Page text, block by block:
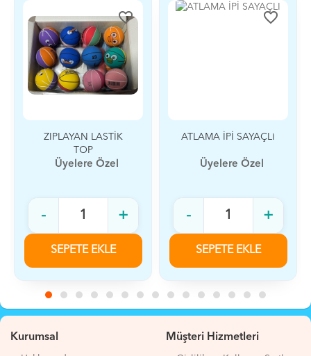
favorite_border
ZIPLAYAN LASTİK
TOP
Üyelere Özel
- +
SEPETE EKLE
favorite_border
ATLAMA İPİ SAYAÇLI
Üyelere Özel
- +
SEPETE EKLE
Kurumsal Müşteri Hizmetleri